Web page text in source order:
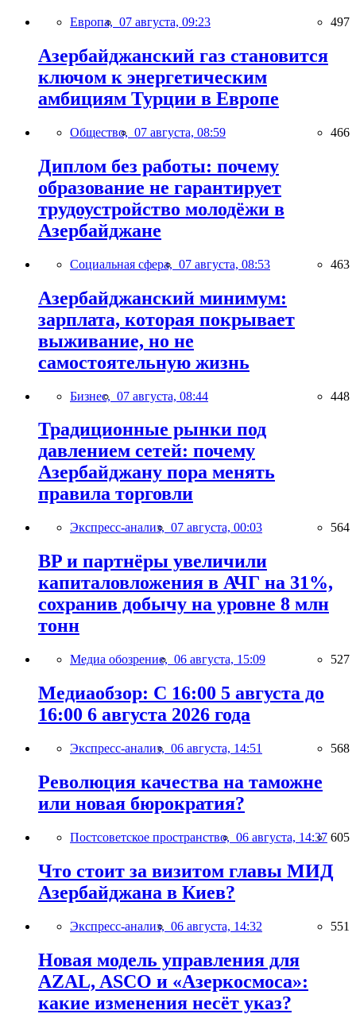
Европа, 07 августа, 09:23 497
Азербайджанский газ становится
ключом к энергетическим
амбициям Турции в Европе
Общество, 07 августа, 08:59 466
Диплом без работы: почему
образование не гарантирует
трудоустройство молодёжи в
Азербайджане
Социальная сфера, 07 августа, 08:53 463
Азербайджанский минимум:
зарплата, которая покрывает
выживание, но не
самостоятельную жизнь
Бизнес, 07 августа, 08:44 448
Традиционные рынки под
давлением сетей: почему
Азербайджану пора менять
правила торговли
Экспресс-анализ, 07 августа, 00:03 564
BP и партнёры увеличили
капиталовложения в АЧГ на 31%,
сохранив добычу на уровне 8 млн
тонн
Медиа обозрение, 06 августа, 15:09 527
Медиаобзор: С 16:00 5 августа до
16:00 6 августа 2026 года
Экспресс-анализ, 06 августа, 14:51 568
Революция качества на таможне
или новая бюрократия?
Постсоветское пространство, 06 августа, 14:37 605
Что стоит за визитом главы МИД
Азербайджана в Киев?
Экспресс-анализ, 06 августа, 14:32 551
Новая модель управления для
AZAL, ASCO и «Азеркосмоса»:
какие изменения несёт указ?